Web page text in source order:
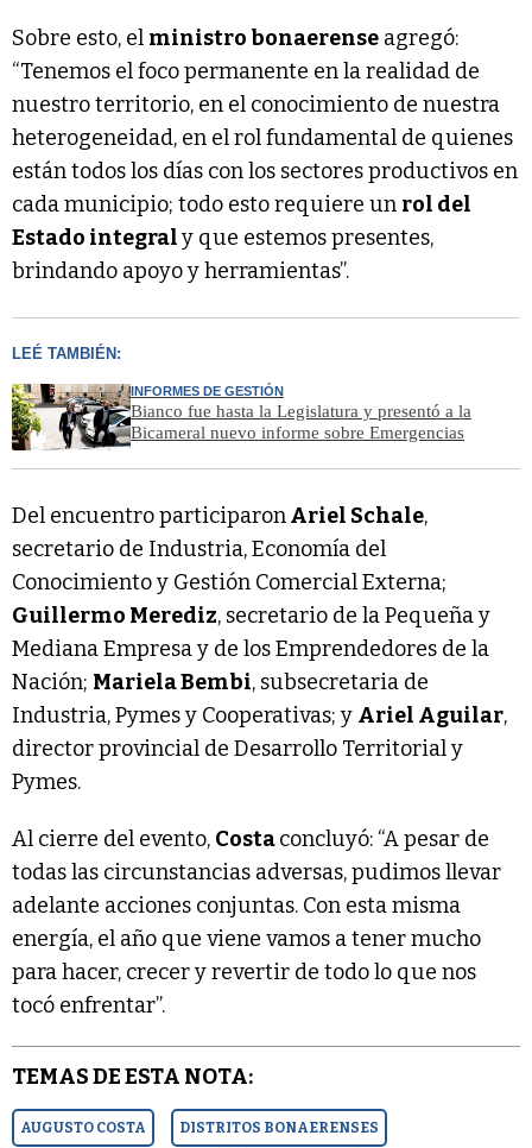
Sobre esto, el ministro bonaerense agregó:
“Tenemos el foco permanente en la realidad de
nuestro territorio, en el conocimiento de nuestra
heterogeneidad, en el rol fundamental de quienes
están todos los días con los sectores productivos en
cada municipio; todo esto requiere un rol del
Estado integraly que estemos presentes,
brindando apoyo y herramientas”.
LEÉ TAMBIÉN:
INFORMES DE GESTIÓN
Bianco fue hasta la Legislatura y presentó a la
Bicameral nuevo informe sobre Emergencias
Del encuentro participaronAriel Schale,
secretario de Industria, Economía del
Conocimiento y Gestión Comercial Externa;
Guillermo Merediz, secretario de la Pequeña y
Mediana Empresa y de los Emprendedores de la
Nación; Mariela Bembi, subsecretaria de
Industria, Pymes y Cooperativas; y Ariel Aguilar,
director provincial de Desarrollo Territorial y
Pymes.
Al cierre del evento, Costaconcluyó: “A pesar de
todas las circunstancias adversas, pudimos llevar
adelante acciones conjuntas. Con esta misma
energía, el año que viene vamos a tener mucho
para hacer, crecer y revertir de todo lo que nos
tocó enfrentar”.
TEMAS DE ESTA NOTA:
AUGUSTO COSTA DISTRITOS BONAERENSES